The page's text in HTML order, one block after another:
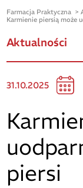
Farmacja Praktyczna
Karmienie piersią może
Aktualności
31.10.2025
piersi